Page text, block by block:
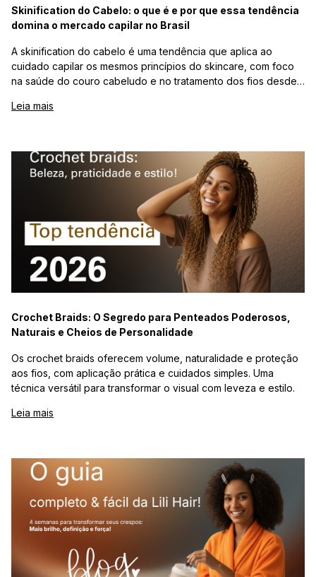
Skinification do Cabelo: o que é e por que essa tendência
domina o mercado capilar no Brasil
A skinification do cabelo é uma tendência que aplica ao
cuidado capilar os mesmos princípios do skincare, com foco
na saúde do couro cabeludo e no tratamento dos fios desde
consumidores mais informados, que buscam produtos com
capilares, fortalece a eficácia e a experiência do cliente. Para
salões e e-commerces, a skinification representa uma
oportunidade de diferenciação, fidelização e aumento de
valor percebido, consolidando-se como uma evolução real do
Leia mais
Crochet Braids: O Segredo para Penteados Poderosos,
Naturais e Cheios de Personalidade
Os crochet braids oferecem volume, naturalidade e proteção
aos fios, com aplicação prática e cuidados simples. Uma
técnica versátil para transformar o visual com leveza e estilo.
Leia mais